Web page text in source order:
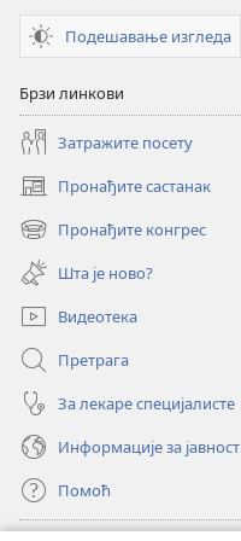
Подешавање изгледа
Брзи линкови
Затражите посету
Пронађите састанак
(отвара
нови
прозор)
Пронађите конгрес
(отвара
нови
прозор)
Шта је ново?
Видеотека
Претрага
За лекаре специјалисте
Информације за јавност
Помоћ